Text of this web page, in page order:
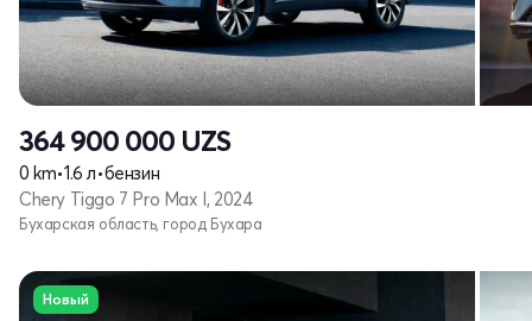
364 900 000 UZS
0 km•1.6 л•бензин
Chery Tiggo 7 Pro Max I, 2024
Бухарская область, город Бухара
Новый